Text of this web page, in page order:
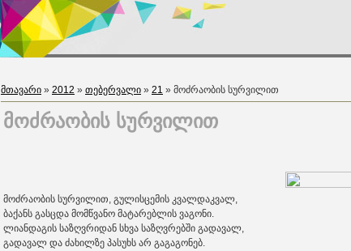
მთავარი » 2012 » თებერვალი » 21 » მოძრაობის სურვილით
მოძრაობის სურვილით
მოძრაობის სურვილით, გულისცემის კვალდაკვალ,
ბაქანს გასცდა მომწვანო მატარებლის ვაგონი.
ლიანდაგის საზღვრიდან სხვა საზღვრებში გადავალ,
გადავალ და ძახილზე პასუხს არ გაგაგონებ.